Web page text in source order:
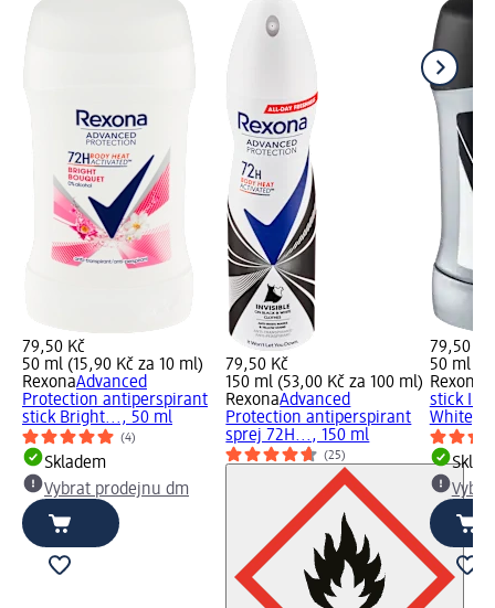
79,50 Kč
50 ml (15,90 Kč za 10 ml)
RexonaAdvanced
Protection antiperspirant
stick Bright..., 50 ml
(4)
Skladem
Vybrat prodejnu dm
79,50 Kč
150 ml (53,00 Kč za 100 ml)
RexonaAdvanced
Protection antiperspirant
sprej 72H..., 150 ml
(25)
79,50 Kč
50 ml
Rexona
stick
White,